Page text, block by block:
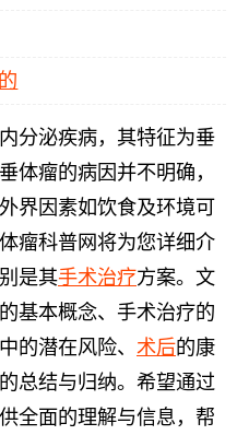
分泌疾病，其特征为垂
体瘤的病因并不明确，
界因素如饮食及环境可
瘤科普网将为您详细介
是其手术治疗方案。文
基本概念、手术治疗的
的潜在风险、 术后的康
总结与归纳。希望通过
全面的理解与信息，帮